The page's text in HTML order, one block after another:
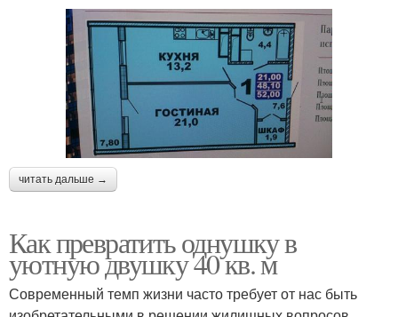
читать дальше →
Как превратить однушку в
уютную двушку 40 кв. м
Современный темп жизни часто требует от нас быть